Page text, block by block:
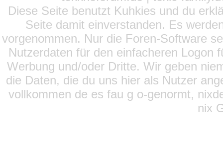
Diese Seite benutzt Kuhkies und du
Seite damit einverstanden. Es
vorgenommen. Nur die Foren-Software
Nutzerdaten für den einfacheren Logon
Werbung und/oder Dritte. Wir geben
die Daten, die du uns hier als Nutzer
vollkommen de es fau g o-genormt,
nix